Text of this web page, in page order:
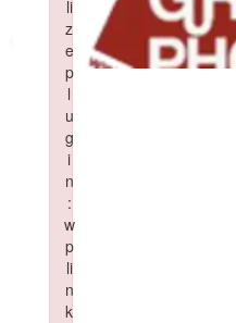
li
z
e
p
l
u
g
i
n
:
w
p
li
n
k